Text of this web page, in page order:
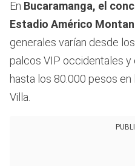
En Bucaramanga, el
Estadio Américo
generales varían desde
palcos VIP occidentales y
hasta los 80.000 pesos en
Villa.